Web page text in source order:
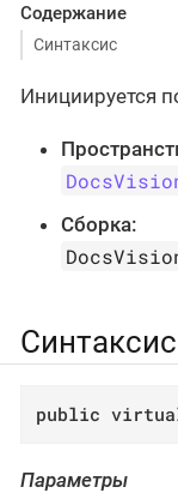
Содержание
Синтаксис
Инициируется
Сборка:
Синтаксис
public
Параметры